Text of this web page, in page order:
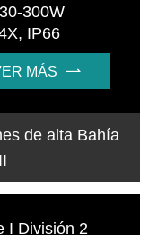
300W
IP66
MÁS 
de alta Bahía
I División 2